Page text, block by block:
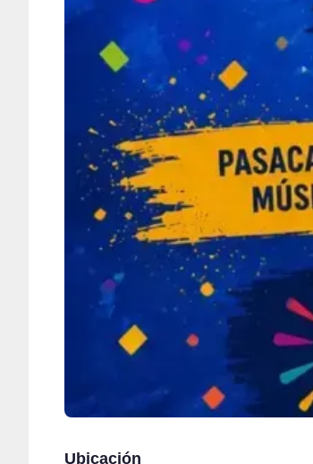
Ubicación